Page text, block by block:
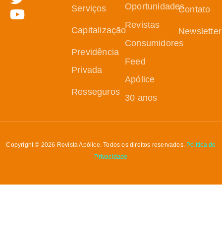
Serviços
Capitalização
Previdência
Privada
Resseguros
Oportunidades
Revistas
Consumidores
Feed
Apólice
30 anos
Contato
Newsletter
Copyright © 2026 Revista Apólice. Todos os direitos reservados. Política de
Privacidade